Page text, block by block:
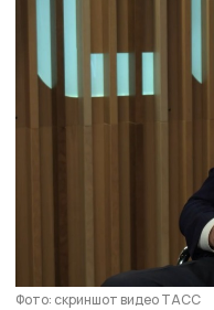
Фото: скриншот видео ТАСС